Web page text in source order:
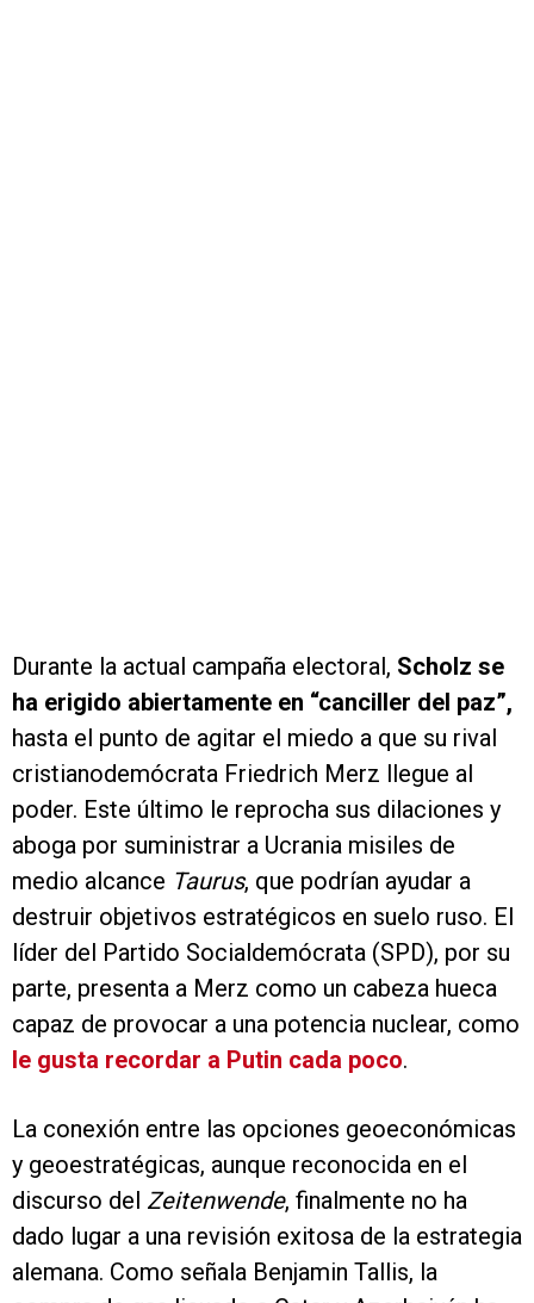
Durante la actual campaña electoral, Scholz se
ha erigido abiertamente en “canciller del paz”,
hasta el punto de agitar el miedo a que su rival
cristianodemócrata Friedrich Merz llegue al
poder. Este último le reprocha sus dilaciones y
aboga por suministrar a Ucrania misiles de
medio alcance Taurus, que podrían ayudar a
destruir objetivos estratégicos en suelo ruso. El
líder del Partido Socialdemócrata (SPD), por su
parte, presenta a Merz como un cabeza hueca
capaz de provocar a una potencia nuclear, como
le gusta recordar a Putin cada poco.
La conexión entre las opciones geoeconómicas
y geoestratégicas, aunque reconocida en el
discurso del Zeitenwende, finalmente no ha
dado lugar a una revisión exitosa de la estrategia
alemana. Como señala Benjamin Tallis, la